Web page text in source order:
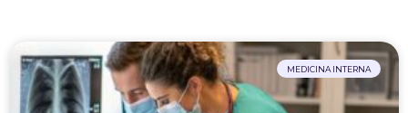
MEDICINA INTERNA